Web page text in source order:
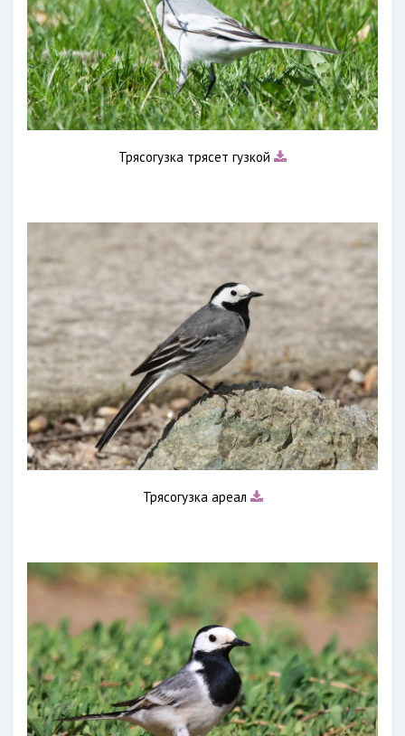
Трясогузка трясет гузкой
Трясогузка ареал